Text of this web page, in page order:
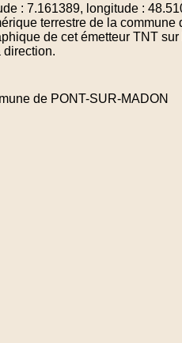
: 7.161389, longitude :
terrestre de la commune
de cet émetteur TNT
direction.
de PONT-SUR-MADON